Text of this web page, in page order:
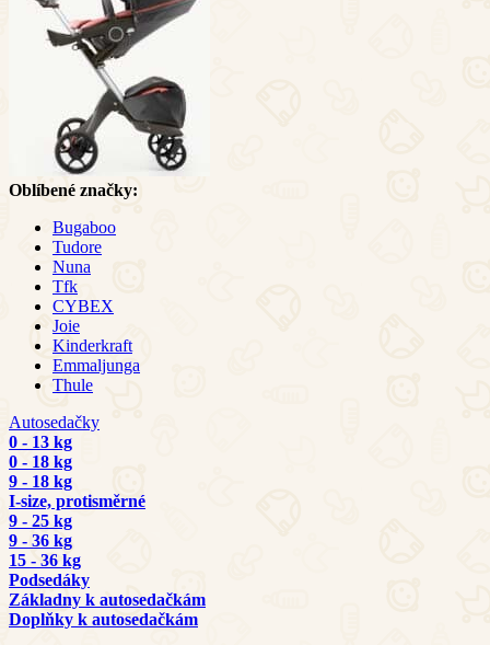
Oblíbené značky:
Bugaboo
Tudore
Nuna
Tfk
CYBEX
Joie
Kinderkraft
Emmaljunga
Thule
Autosedačky
0 - 13 kg
0 - 18 kg
9 - 18 kg
I-size, protisměrné
9 - 25 kg
9 - 36 kg
15 - 36 kg
Podsedáky
Základny k autosedačkám
Doplňky k autosedačkám